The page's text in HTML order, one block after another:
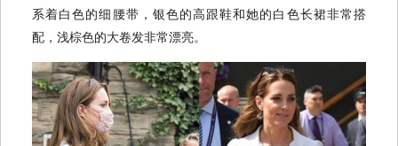
系着白色的细腰带，银色的高跟鞋和她的白色长裙非常搭
配，浅棕色的大卷发非常漂亮。